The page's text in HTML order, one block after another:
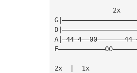
2x
2x  |  1x